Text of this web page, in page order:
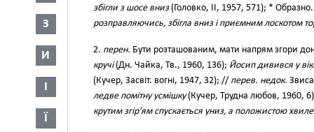
З
И
І
Ї
збігли з шосе вниз(Головко, II, 1957, 571); *
розправляючись, збігла вниз і приємним лоскотом
2. перен. Бути розташованим, мати напрям згори
кручі(Дн. Чайка, Тв., 1960, 136); Йосип дивився у
(Кучер, Засвіт. вогні, 1947, 32); // перев. недок.
ледве помітну усмішку(Кучер, Трудна любов, 1960,
крутим згір’ям спускається униз, а положистою